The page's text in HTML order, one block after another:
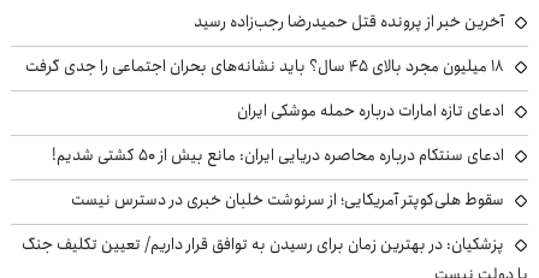
آخرین خبر از پرونده قتل حمیدرضا رجب‌زاده رسید
۱۸ میلیون مجرد بالای ۴۵ سال؟ باید نشانه‌های بحران اجتماعی را جدی گرفت
ادعای تازه امارات درباره حمله موشکی ایران
ادعای سنتکام درباره محاصره دریایی ایران: مانع بیش از ۵۰ کشتی شدیم!
سقوط هلی‌کوپتر آمریکایی؛ از سرنوشت خلبان خبری در دسترس نیست
پزشکیان‌: در بهترین زمان برای رسیدن به توافق قرار داریم/ تعیین تکلیف جنگ